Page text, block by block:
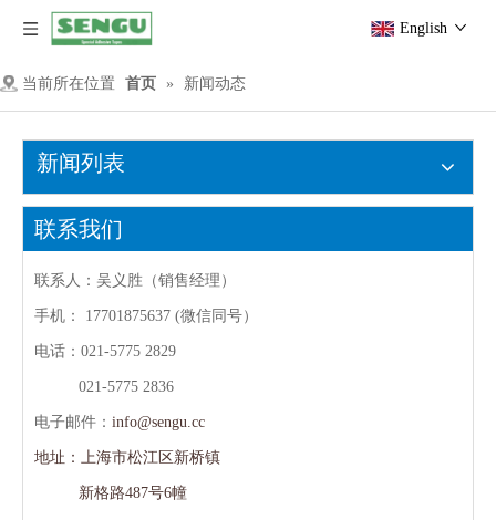
English
当前所在位置 首页 » 新闻动态
新闻列表
联系我们
联系人：吴义胜（销售经理）
手机： 17701875637 (微信同号）
电话：021-5775 2829
021-5775 2836
电子邮件： info@sengu.cc
地址：上海市松江区新桥镇
新格路487号6幢